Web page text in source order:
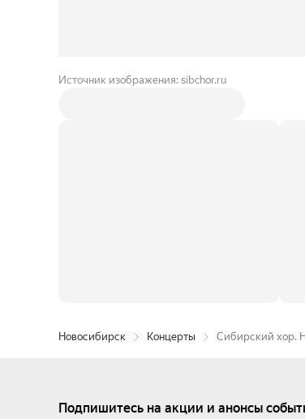
Источник изображения: sibchor.ru
Новосибирск Концерты Сибирский хор.
Подпишитесь на акции и анонсы